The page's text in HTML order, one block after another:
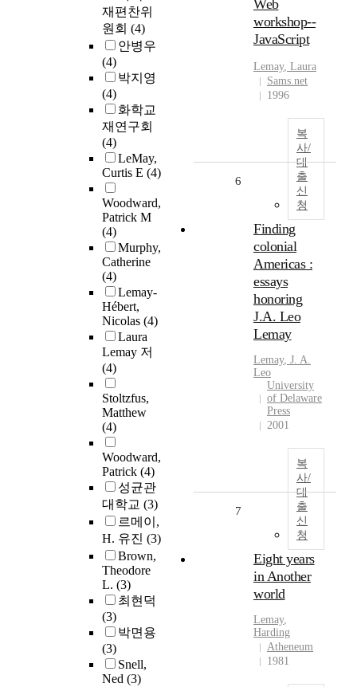
재편찬위
원회 (4)
안병우
(4)
박지영
(4)
화학교
재연구회
(4)
LeMay,
Curtis E (4)
Woodward,
Patrick M
(4)
Murphy,
Catherine
(4)
Lemay-
Hébert,
Nicolas (4)
Laura
Lemay 저
(4)
Stoltzfus,
Matthew
(4)
Woodward,
Patrick (4)
성균관
대학교 (3)
르메이,
H. 유진 (3)
Brown,
Theodore
L. (3)
최현덕
(3)
박면용
(3)
Snell,
Ned (3)
Web
workshop--
JavaScript
Lemay, Laura
Sams.net
1996
복
사/
대
출
신
청
6
Finding
colonial
Americas :
essays
honoring
J.A. Leo
Lemay
Lemay, J. A.
Leo
University
of Delaware
Press
2001
복
사/
대
출
신
청
7
Eight years
in Another
world
Lemay,
Harding
Atheneum
1981